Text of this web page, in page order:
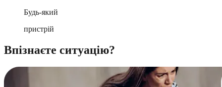
Будь-який
пристрій
Впізнаєте ситуацію?